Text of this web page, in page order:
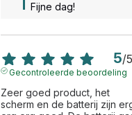
Fijne dag!
5/5
Gecontroleerde beoordeling
Zeer goed product, het
scherm en de batterij zijn